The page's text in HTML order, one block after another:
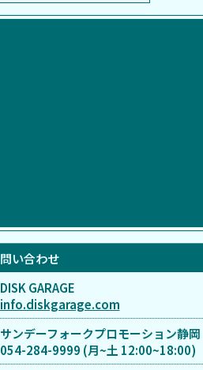
問い合わせ
DISK GARAGE
info.diskgarage.com
サンデーフォークプロモーション静岡
054-284-9999 (月~土 12:00~18:00)